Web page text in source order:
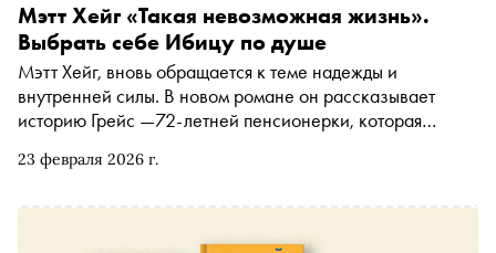
23 февраля 2026 г.
Мэтт Хейг «Такая невозможная жизнь».
Выбрать себе Ибицу по душе
Мэтт Хейг, вновь обращается к теме надежды и
внутренней силы. В новом романе он рассказывает
историю Грейс —72-летней пенсионерки, которая
«Сноб» публикует главу из романа, вышедшего в
Чистопольской